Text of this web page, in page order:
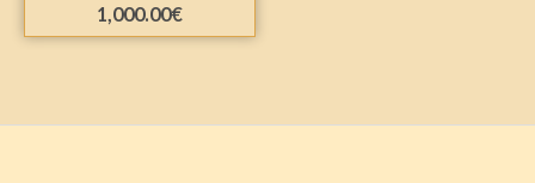
1,000.00€